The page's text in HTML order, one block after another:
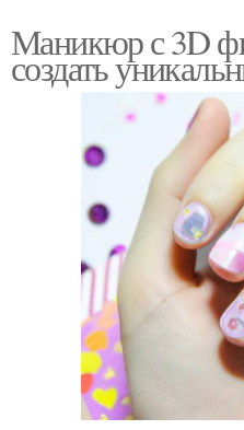
Маникюр с 3D
создать